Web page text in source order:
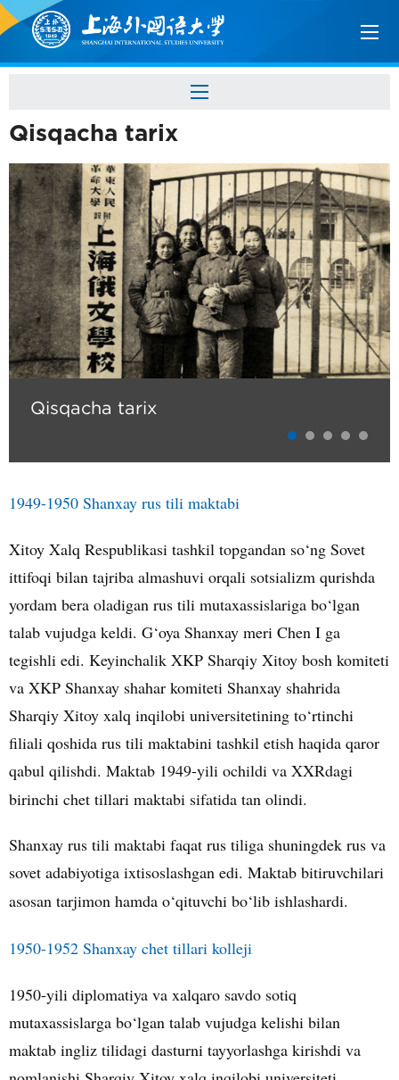
Qisqacha tarix
Qisqacha tarix
1949-1950 Shanxay rus tili maktabi
Xitoy Xalq Respublikasi tashkil topgandan so‘ng Sovet
ittifoqi bilan tajriba almashuvi orqali sotsializm qurishda
yordam bera oladigan rus tili mutaxassislariga bo‘lgan
talab vujudga keldi. G‘oya Shanxay meri Chen I ga
tegishli edi. Keyinchalik XKP Sharqiy Xitoy bosh komiteti
va XKP Shanxay shahar komiteti Shanxay shahrida
Sharqiy Xitoy xalq inqilobi universitetining to‘rtinchi
filiali qoshida rus tili maktabini tashkil etish haqida qaror
qabul qilishdi. Maktab 1949-yili ochildi va XXRdagi
birinchi chet tillari maktabi sifatida tan olindi.
Shanxay rus tili maktabi faqat rus tiliga shuningdek rus va
sovet adabiyotiga ixtisoslashgan edi. Maktab bitiruvchilari
asosan tarjimon hamda o‘qituvchi bo‘lib ishlashardi.
1950-1952 Shanxay chet tillari kolleji
1950-yili diplomatiya va xalqaro savdo sotiq
mutaxassislarga bo‘lgan talab vujudga kelishi bilan
maktab ingliz tilidagi dasturni tayyorlashga kirishdi va